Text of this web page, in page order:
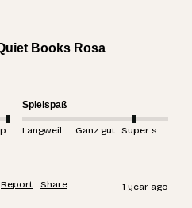
Books Rosa
Spielspaß
Ganz gut Super spannend
Report Share 1 year ago